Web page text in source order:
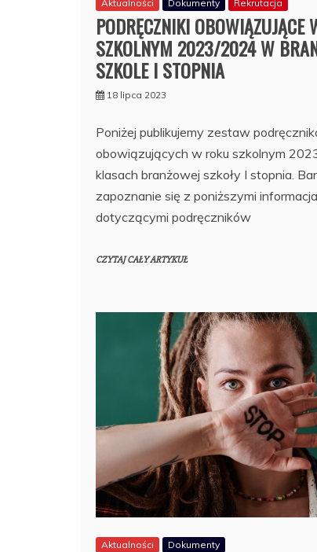
Aktualności Dokumenty Rekrutacja
PODRĘCZNIKI OBOWIĄZUJĄCE
SZKOLNYM 2023/2024 W
SZKOLE I STOPNIA
18 lipca 2023
Poniżej publikujemy zestaw
obowiązujących w roku szkolnym
klasach branżowej szkoły I stopnia.
zapoznanie się z poniższymi
dotyczącymi podręczników
CZYTAJ CAŁY ARTYKUŁ
Aktualności Dokumenty